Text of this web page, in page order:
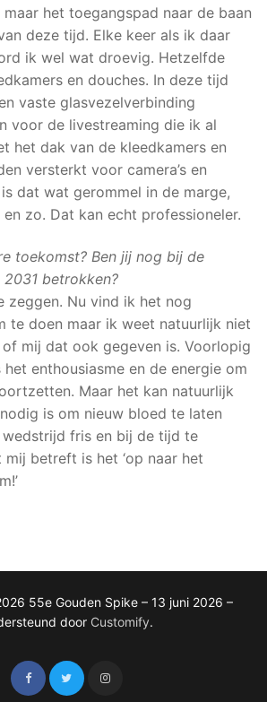
het toegangspad naar de baan
deze tijd. Elke keer als ik daar
ik wel wat droevig. Hetzelfde
en douches. In deze tijd
vaste glasvezelverbinding
voor de livestreaming die ik al
het dak van de kleedkamers en
versterkt voor camera’s en
dat wat gerommel in de marge,
zo. Dat kan echt professioneler.
toekomst? Ben jij nog bij de
betrokken?
zeggen. Nu vind ik het nog
te doen maar ik weet natuurlijk niet
mij dat ook gegeven is. Voorlopig
enthousiasme en de energie om
Maar het kan natuurlijk
is om nieuw bloed te laten
wedstrijd fris en bij de tijd te
mij betreft is het ‘op naar het
55e Gouden Spike – 13 juni 2026 –
door Customify.